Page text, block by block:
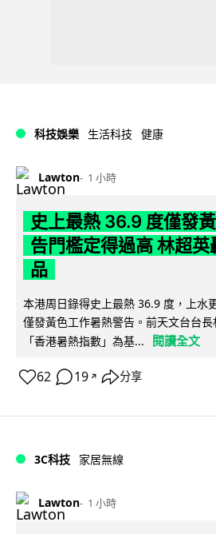
科技娛樂 生活科技 健康
Lawton 1 小時
史上最熱 36.9 度僅發
告門檻定得過高 林超英
品
本港周日錄得史上最熱 36.9 度，上水
僅發黃色工作暑熱警告。前天文台台
「香港暑熱指數」為基...
閱讀全文
62 19 ↗ 分享
3C科技 家居無線
Lawton 1 小時